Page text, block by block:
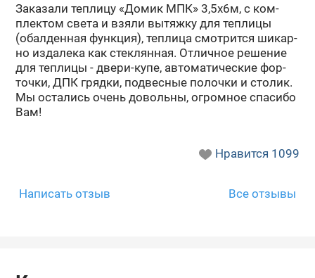
За­ка­за­ли теп­ли­цу «Домик МПК» 3,5х6м, с ком­
плек­том света и взяли вы­тяж­ку для теп­ли­цы
(обал­ден­ная функ­ция), теп­ли­ца смот­рит­ся ши­кар­
но из­да­ле­ка как стек­лян­ная. От­лич­ное ре­ше­ние
для теп­ли­цы - двери-​купе, ав­то­ма­ти­че­ские фор­
точ­ки, ДПК гряд­ки, под­вес­ные по­лоч­ки и сто­лик.
Мы оста­лись очень до­воль­ны, огром­ное спа­си­бо
Вам!
Нравится 1099
Написать отзыв Все отзывы